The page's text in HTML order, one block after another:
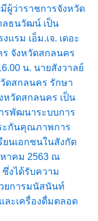
ผู้ว่าราชการจังหวัด
ธนวัฒน์ เป็น
รม เอ็ม.เจ. เดอะ
ร จังหวัดสกลนคร
น. นายสังวาลย์
ดสกลนคร รักษา
หวัดสกลนคร เป็น
รพัฒนาระบบการ
ะกันคุณภาพการ
ยนเอกชนในสังกัด
าคม 2563 ณ
งได้รับความ
ยการมนัสนันท์
ละเครื่องดื่มตลอด